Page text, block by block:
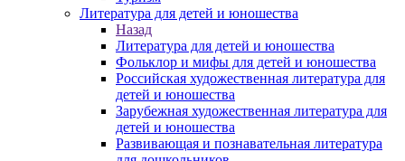
Литература для детей и юношества
Назад
Литература для детей и юношества
Фольклор и мифы для детей и юношества
Российская художественная литература для
детей и юношества
Зарубежная художественная литература для
детей и юношества
Развивающая и познавательная литература